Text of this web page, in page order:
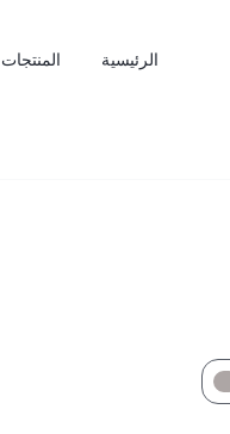
الرئيسية المنتجات
جديد